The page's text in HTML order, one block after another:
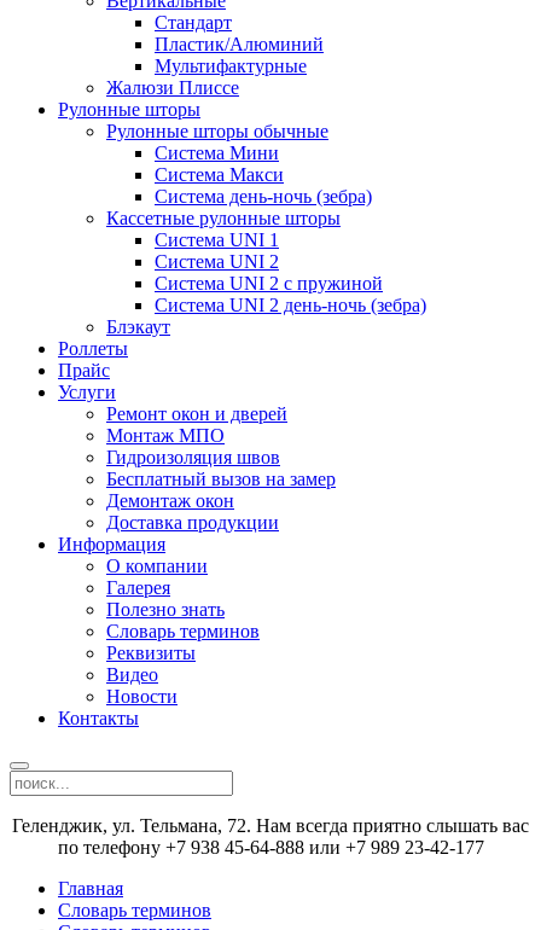
Стандарт
Пластик/Алюминий
Мультифактурные
Жалюзи Плиссе
Рулонные шторы
Рулонные шторы обычные
Система Мини
Система Макси
Система день-ночь (зебра)
Кассетные рулонные шторы
Система UNI 1
Система UNI 2
Система UNI 2 с пружиной
Система UNI 2 день-ночь (зебра)
Блэкаут
Роллеты
Прайс
Услуги
Ремонт окон и дверей
Монтаж МПО
Гидроизоляция швов
Бесплатный вызов на замер
Демонтаж окон
Доставка продукции
Информация
О компании
Галерея
Полезно знать
Словарь терминов
Реквизиты
Видео
Новости
Контакты
Геленджик, ул. Тельмана, 72. Нам всегда приятно слышать вас
по телефону +7 938 45-64-888 или +7 989 23-42-177
Главная
Словарь терминов